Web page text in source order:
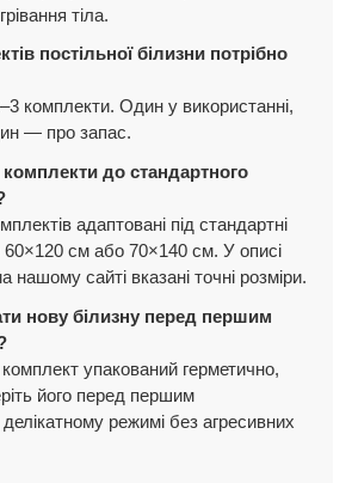
тіла.
постільної білизни потрібно
комплекти. Один у використанні,
— про запас.
до стандартного
адаптовані під стандартні
60×120 см або 70×140 см. У описі
нашому сайті вказані точні розміри.
нову білизну перед першим
упакований герметично,
його перед першим
режимі без агресивних